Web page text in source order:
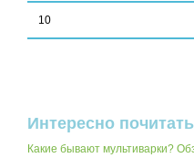
10
Интересно почитать
Какие бывают мультиварки?